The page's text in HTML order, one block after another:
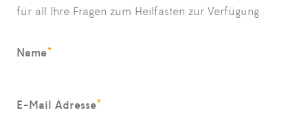
für all Ihre Fragen zum Heilfasten zur Verfügung.
Name*
E-Mail Adresse*